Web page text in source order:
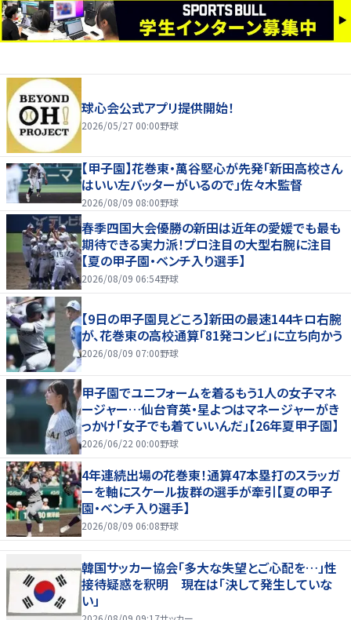
球心会公式アプリ提供開始！
2026/05/27 00:00野球
【甲子園】花巻東・萬谷堅心が先発「新田高校さん
はいい左バッターがいるので」佐々木監督
2026/08/09 08:00野球
春季四国大会優勝の新田は近年の愛媛でも最も
期待できる実力派！プロ注目の大型右腕に注目
【夏の甲子園・ベンチ入り選手】
2026/08/09 06:54野球
【9日の甲子園見どころ】新田の最速144キロ右腕
が、花巻東の高校通算「81発コンビ」に立ち向かう
2026/08/09 07:00野球
甲子園でユニフォームを着るもう1人の女子マネ
ージャー…仙台育英・星よつはマネージャーがき
っかけ「女子でも着ていいんだ」【26年夏甲子園】
2026/06/22 00:00野球
4年連続出場の花巻東！通算47本塁打のスラッガ
ーを軸にスケール抜群の選手が牽引【夏の甲子
園・ベンチ入り選手】
2026/08/09 06:08野球
韓国サッカー協会「多大な失望とご心配を…」性
接待疑惑を釈明 現在は「決して発生していな
い」